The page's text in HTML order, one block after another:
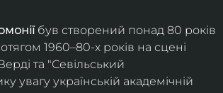
був створений понад 80 років
1960–80-х років на сцені
та "Севільський
увагу українській академічній